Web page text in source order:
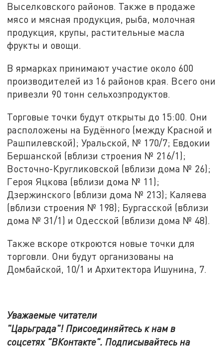
Выселковского районов. Также в продаже
мясо и мясная продукция, рыба, молочная
продукция, крупы, растительные масла
фрукты и овощи.
В ярмарках принимают участие около 600
производителей из 16 районов края. Всего они
привезли 90 тонн сельхозпродуктов.
Торговые точки будут открыты до 15:00. Они
расположены на Будённого (между Красной и
Рашпилевской); Уральской, № 170/7; Евдокии
Бершанской (вблизи строения № 216/1);
Восточно-Кругликовской (вблизи дома № 26);
Героя Яцкова (вблизи дома № 11);
Дзержинского (вблизи дома № 213); Каляева
(вблизи строения № 198); Бургасской (вблизи
дома № 31/1) и Одесской (вблизи дома № 48).
Также вскоре откроются новые точки для
торговли. Они будут организованы на
Домбайской, 10/1 и Архитектора Ишунина, 7.
Уважаемые читатели
"Царьграда"! Присоединяйтесь к нам в
соцсетях "ВКонтакте". Подписывайтесь на